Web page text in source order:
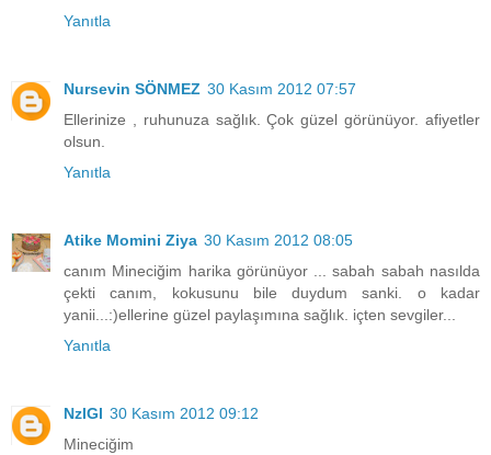
Yanıtla
Nursevin SÖNMEZ 30 Kasım 2012 07:57
Ellerinize , ruhunuza sağlık. Çok güzel görünüyor. afiyetler
olsun.
Yanıtla
Atike Momini Ziya 30 Kasım 2012 08:05
canım Mineciğim harika görünüyor ... sabah sabah nasılda
çekti canım, kokusunu bile duydum sanki. o kadar
yanii...:)ellerine güzel paylaşımına sağlık. içten sevgiler...
Yanıtla
NzlGl 30 Kasım 2012 09:12
Mineciğim